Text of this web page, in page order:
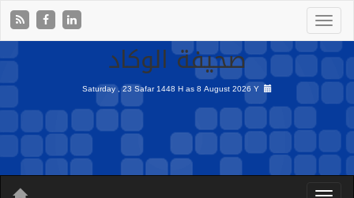
صحيفة الوكاد
Saturday , 23 Safar 1448 H as8 August 2026 Y